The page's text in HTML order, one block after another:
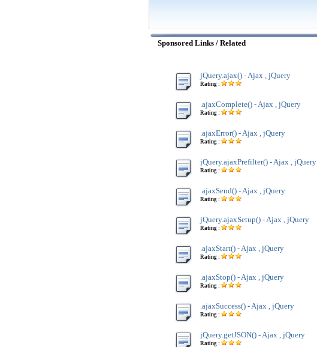
Sponsored Links / Related
jQuery.ajax() - Ajax , jQuery
Rating :
.ajaxComplete() - Ajax , jQuery
Rating :
.ajaxError() - Ajax , jQuery
Rating :
jQuery.ajaxPrefilter() - Ajax , jQuery
Rating :
.ajaxSend() - Ajax , jQuery
Rating :
jQuery.ajaxSetup() - Ajax , jQuery
Rating :
.ajaxStart() - Ajax , jQuery
Rating :
.ajaxStop() - Ajax , jQuery
Rating :
.ajaxSuccess() - Ajax , jQuery
Rating :
jQuery.getJSON() - Ajax , jQuery
Rating :